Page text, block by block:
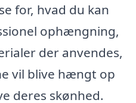
for, hvad du kan
ophængning,
der anvendes,
vil blive hængt op
deres skønhed.